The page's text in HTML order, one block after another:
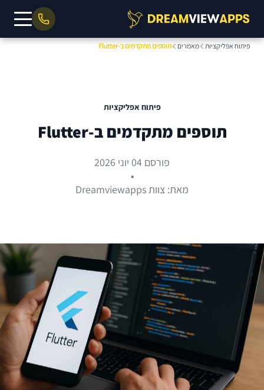
פיתוח אפליקציות מאמרים תוספים מתקדמים ב-Flutter
פיתוח אפליקציות
תוספים מתקדמים ב-Flutter
פורסם 04 יוני 2026
•
מאת: צוות Dreamviewapps